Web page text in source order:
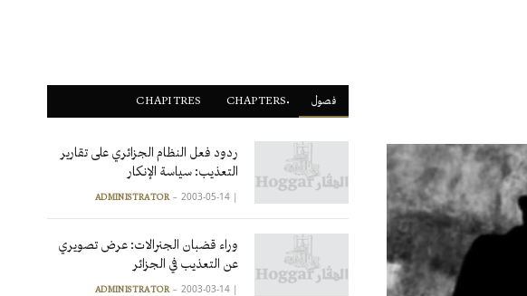
فصول CHAPITRES
ردود فعل النظام الجزائري على تقارير
التعذيب: سياسة الإنكار
|
ADMINISTRATOR 2003-05-14
وراء قضبان الجنرالات: عرض تصويري
عن التعذيب في الجزائر
|
ADMINISTRATOR 2003-03-14